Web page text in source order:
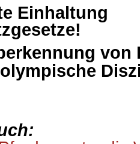
Einhaltung
von